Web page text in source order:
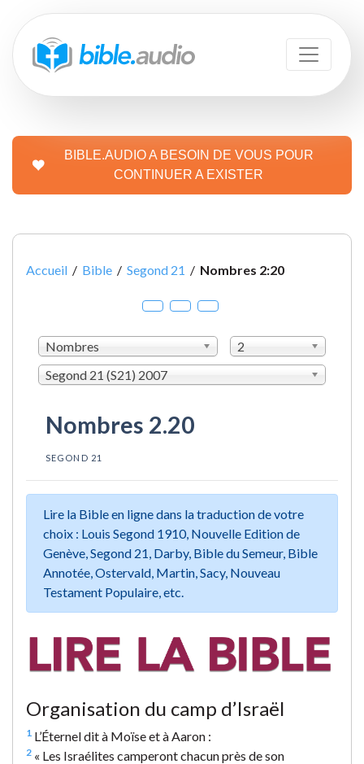
BIBLE.AUDIO A BESOIN DE VOUS POUR
CONTINUER A EXISTER
Accueil / Bible / Segond 21 / Nombres 2:20
Nombres
2
Segond 21 (S21) 2007
Nombres 2.20
SEGOND 21
Lire la Bible en ligne dans la traduction de votre
choix : Louis Segond 1910, Nouvelle Edition de
Genève, Segond 21, Darby, Bible du Semeur, Bible
Annotée, Ostervald, Martin, Sacy, Nouveau
Testament Populaire, etc.
Organisation du camp d’Israël
1 L’Éternel dit à Moïse et à Aaron :
2 « Les Israélites camperont chacun près de son